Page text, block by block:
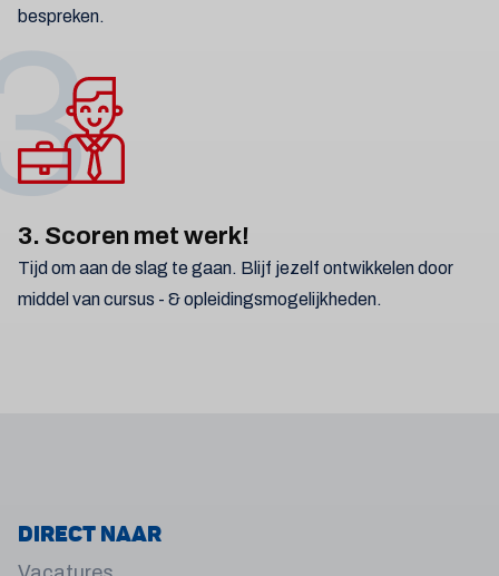
bespreken.
3. Scoren met werk!
Tijd om aan de slag te gaan. Blijf jezelf ontwikkelen door
middel van cursus - & opleidingsmogelijkheden.
Direct naar